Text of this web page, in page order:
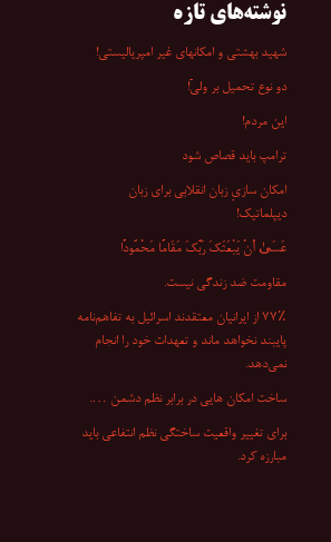
نوشته‌های تازه
شهید بهشتی و امکانهای غیر امپریالیستی!
دو نوع تحمیل بر ولیّ!
این مردم!
ترامپ باید قصاص شود
امکان سازیِ زبان انقلابی برای زبان
دیپلماتیک!
عَسَىٰ أَنْ یَبْعَثَکَ رَبُّکَ مَقَامًا مَحْمُودًا
مقاومت ضد زندگی نیست.
۷۷٪ از ایرانیان معتقدند اسرائیل به تفاهم‌نامه
پایبند نخواهد ماند و تعهدات خود را انجام
نمی‌دهد.
ساخت امکان هایی در برابر نظم دشمن ….
برای تغییر واقعیت ساختگی نظم انتفاعی باید
مبارزه کرد.